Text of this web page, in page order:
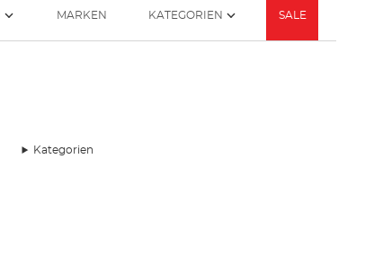
MARKEN KATEGORIEN SALE
Kategorien